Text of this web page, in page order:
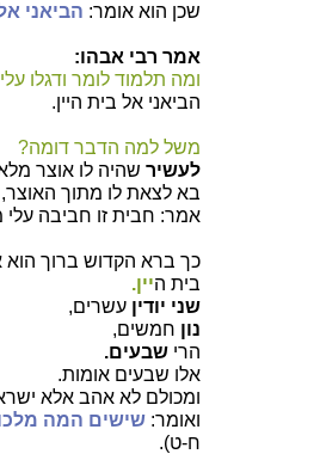
שכן הוא אומר: הביאני
אמר רבי אבהו:
ומה תלמוד לומר ודגלו
הביאני אל בית היין.
משל למה הדבר דומה?
לעשיר שהיה לו אוצר מלא
בא לצאת לו מתוך
אמר: חבית זו חביבה עלי
כך ברא הקדוש ברוך
בית היין.
שני יודין עשרים,
נון חמשים,
הרי שבעים.
אלו שבעים אומות.
ומכולם לא אהב אלא
ואומר: שישים המה
ח-ט).